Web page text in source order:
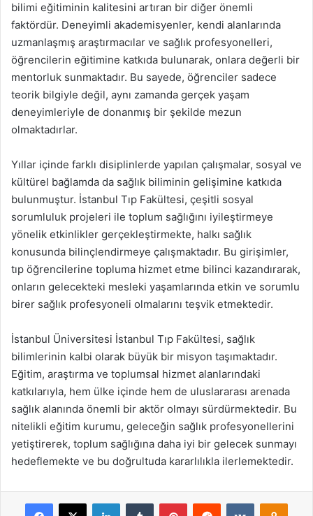
bilimi eğitiminin kalitesini artıran bir diğer önemli
faktördür. Deneyimli akademisyenler, kendi alanlarında
uzmanlaşmış araştırmacılar ve sağlık profesyonelleri,
öğrencilerin eğitimine katkıda bulunarak, onlara değerli bir
mentorluk sunmaktadır. Bu sayede, öğrenciler sadece
teorik bilgiyle değil, aynı zamanda gerçek yaşam
deneyimleriyle de donanmış bir şekilde mezun
olmaktadırlar.
Yıllar içinde farklı disiplinlerde yapılan çalışmalar, sosyal ve
kültürel bağlamda da sağlık biliminin gelişimine katkıda
bulunmuştur. İstanbul Tıp Fakültesi, çeşitli sosyal
sorumluluk projeleri ile toplum sağlığını iyileştirmeye
yönelik etkinlikler gerçekleştirmekte, halkı sağlık
konusunda bilinçlendirmeye çalışmaktadır. Bu girişimler,
tıp öğrencilerine topluma hizmet etme bilinci kazandırarak,
onların gelecekteki mesleki yaşamlarında etkin ve sorumlu
birer sağlık profesyoneli olmalarını teşvik etmektedir.
İstanbul Üniversitesi İstanbul Tıp Fakültesi, sağlık
bilimlerinin kalbi olarak büyük bir misyon taşımaktadır.
Eğitim, araştırma ve toplumsal hizmet alanlarındaki
katkılarıyla, hem ülke içinde hem de uluslararası arenada
sağlık alanında önemli bir aktör olmayı sürdürmektedir. Bu
nitelikli eğitim kurumu, geleceğin sağlık profesyonellerini
yetiştirerek, toplum sağlığına daha iyi bir gelecek sunmayı
hedeflemekte ve bu doğrultuda kararlılıkla ilerlemektedir.
Facebook
X LinkedInTumblr PinterestReddit VKontakte